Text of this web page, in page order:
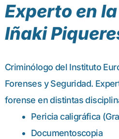
Experto en
Iñaki
Criminólogo del Instituto
Forenses y Seguridad.
forense en distintas
Pericia caligráfica
Documentoscopia